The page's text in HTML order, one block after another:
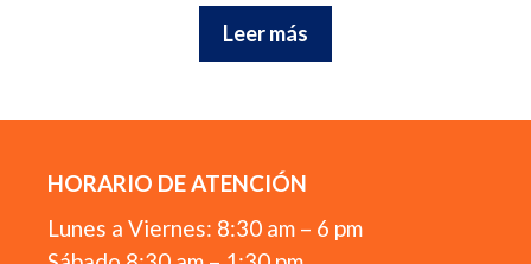
Leer más
HORARIO DE ATENCIÓN
Lunes a Viernes: 8:30 am – 6 pm